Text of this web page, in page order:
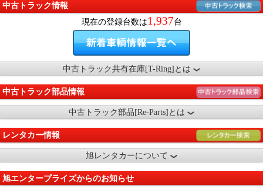
中古トラック情報
現在の登録台数は1,937台
中古トラック共有在庫[T-Ring]とは
中古トラック部品情報
中古トラック部品[Re-Parts]とは
レンタカー情報
旭レンタカーについて
旭エンタープライズからのお知らせ